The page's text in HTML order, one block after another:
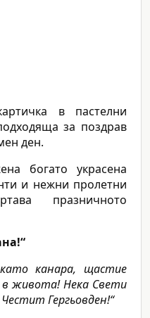
в пастелни
за поздрав
ден.
богато украсена
и нежни пролетни
празничното
канара, щастие
в живота! Нека Свети
Гергьовден!“